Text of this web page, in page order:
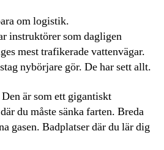
om logistik.
instruktörer som dagligen
mest trafikerade vattenvägar.
nybörjare gör. De har sett allt.
är som ett gigantiskt
du måste sänka farten. Breda
gasen. Badplatser där du lär dig